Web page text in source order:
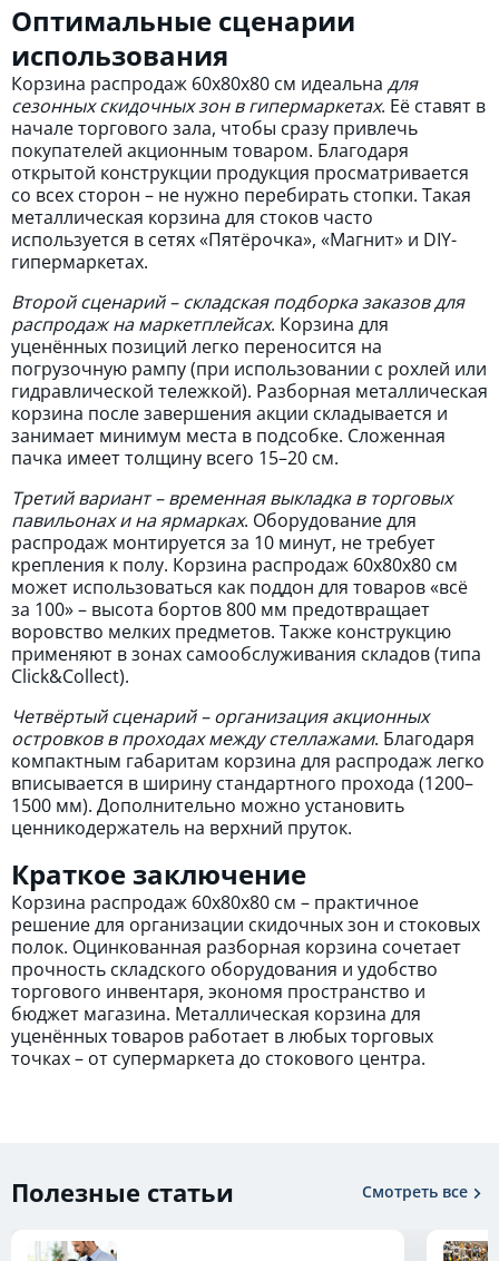
Оптимальные сценарии
использования
Корзина распродаж 60х80х80 см идеальна для
сезонных скидочных зон в гипермаркетах. Её ставят в
начале торгового зала, чтобы сразу привлечь
покупателей акционным товаром. Благодаря
открытой конструкции продукция просматривается
со всех сторон – не нужно перебирать стопки. Такая
металлическая корзина для стоков часто
используется в сетях «Пятёрочка», «Магнит» и DIY-
гипермаркетах.
Второй сценарий – складская подборка заказов для
распродаж на маркетплейсах. Корзина для
уценённых позиций легко переносится на
погрузочную рампу (при использовании с рохлей или
гидравлической тележкой). Разборная металлическая
корзина после завершения акции складывается и
занимает минимум места в подсобке. Сложенная
пачка имеет толщину всего 15–20 см.
Третий вариант – временная выкладка в торговых
павильонах и на ярмарках. Оборудование для
распродаж монтируется за 10 минут, не требует
крепления к полу. Корзина распродаж 60х80х80 см
может использоваться как поддон для товаров «всё
за 100» – высота бортов 800 мм предотвращает
воровство мелких предметов. Также конструкцию
применяют в зонах самообслуживания складов (типа
Click&Collect).
Четвёртый сценарий – организация акционных
островков в проходах между стеллажами. Благодаря
компактным габаритам корзина для распродаж легко
вписывается в ширину стандартного прохода (1200–
1500 мм). Дополнительно можно установить
ценникодержатель на верхний пруток.
Краткое заключение
Корзина распродаж 60х80х80 см – практичное
решение для организации скидочных зон и стоковых
полок. Оцинкованная разборная корзина сочетает
прочность складского оборудования и удобство
торгового инвентаря, экономя пространство и
бюджет магазина. Металлическая корзина для
уценённых товаров работает в любых торговых
точках – от супермаркета до стокового центра.
Полезные статьи Смотреть все